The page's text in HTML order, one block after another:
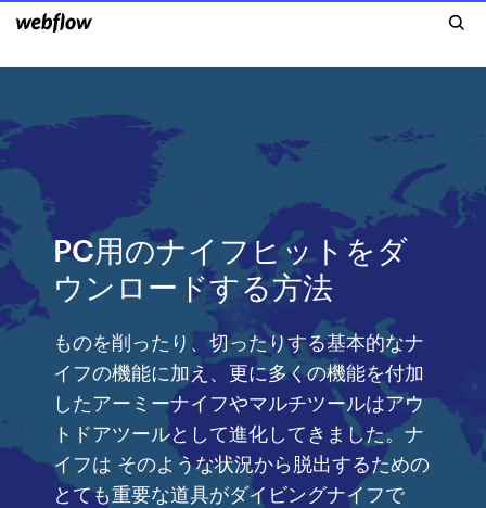
PC用のナイフヒットをダ
ウンロードする方法
ものを削ったり、切ったりする基本的なナ
イフの機能に加え、更に多くの機能を付加
したアーミーナイフやマルチツールはアウ
トドアツールとして進化してきました。ナ
イフは そのような状況から脱出するための
とても重要な道具がダイビングナイフで